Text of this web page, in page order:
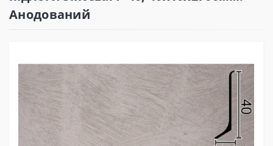
Анодований